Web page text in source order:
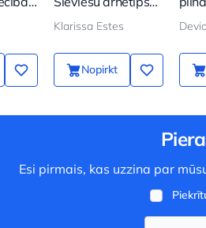
Klarissa Estes
Nopirkt
Esi pirmais, kas uzzina par